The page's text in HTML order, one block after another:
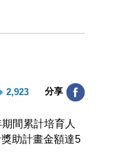
2,923 分享
間累計培育人
助計畫金額達5